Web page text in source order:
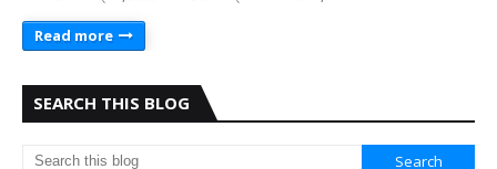
Read more
SEARCH THIS BLOG